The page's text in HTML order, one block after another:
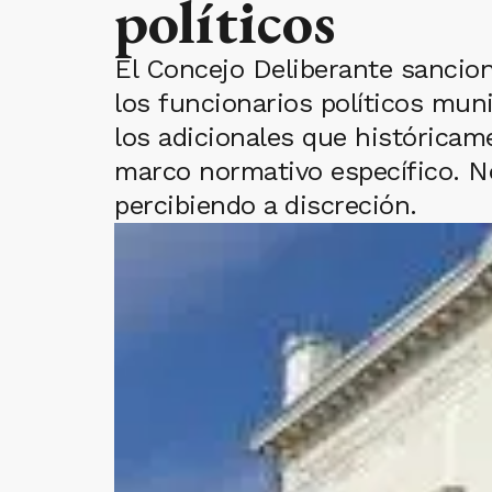
políticos
El Concejo Deliberante
los funcionarios políticos
los adicionales que
marco normativo específico.
percibiendo a discreción.